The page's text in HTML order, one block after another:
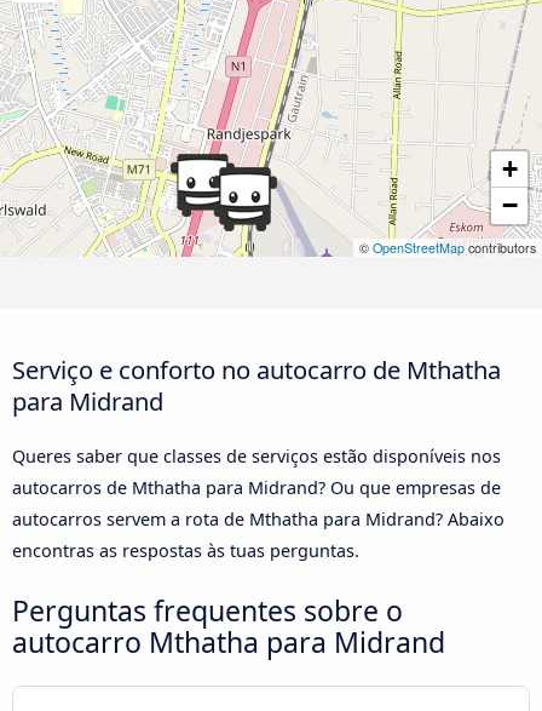
+
−
© OpenStreetMapcontributors
Serviço e conforto no autocarro de Mthatha
para Midrand
Queres saber que classes de serviços estão disponíveis nos
autocarros de Mthatha para Midrand? Ou que empresas de
autocarros servem a rota de Mthatha para Midrand? Abaixo
encontras as respostas às tuas perguntas.
Perguntas frequentes sobre o
autocarro Mthatha para Midrand